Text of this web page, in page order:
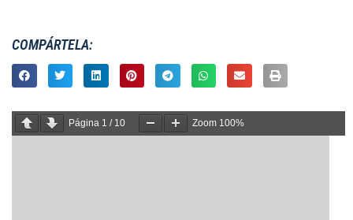
COMPÁRTELA:
Página 1 / 10 Zoom 100%